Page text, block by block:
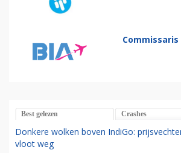
Commissaris
Best gelezen Crashes
Donkere wolken boven IndiGo:
vloot weg